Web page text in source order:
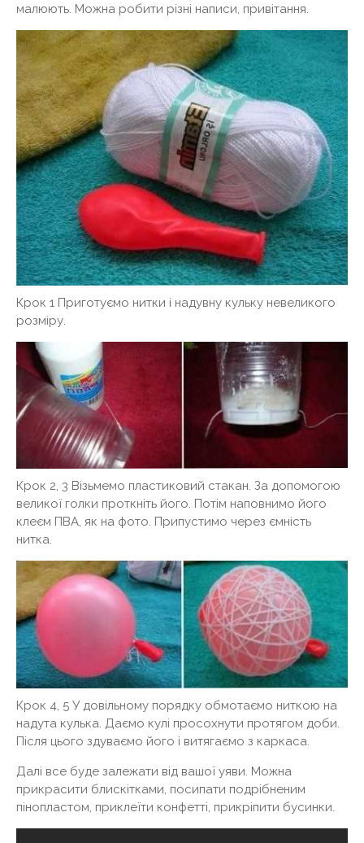
малюють. Можна робити різні написи, привітання.
Крок 1 Приготуємо нитки і надувну кульку невеликого
розміру.
Крок 2, 3 Візьмемо пластиковий стакан. За допомогою
великої голки проткніть його. Потім наповнимо його
клеєм ПВА, як на фото. Припустимо через ємність
нитка.
Крок 4, 5 У довільному порядку обмотаємо ниткою на
надута кулька. Даємо кулі просохнути протягом доби.
Після цього здуваємо його і витягаємо з каркаса.
Далі все буде залежати від вашої уяви. Можна
прикрасити блискітками, посипати подрібненим
пінопластом, приклеїти конфетті, прикріпити бусинки.